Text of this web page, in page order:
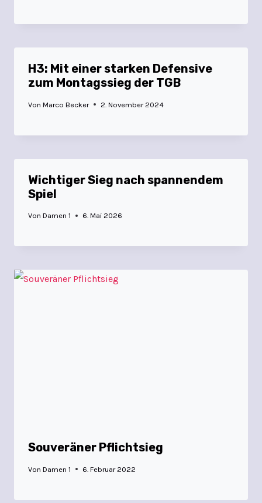
H3: Mit einer starken Defensive
zum Montagssieg der TGB
Von Marco Becker 2. November 2024
Wichtiger Sieg nach spannendem
Spiel
Von Damen 1 6. Mai 2026
Souveräner Pflichtsieg
Von Damen 1 6. Februar 2022